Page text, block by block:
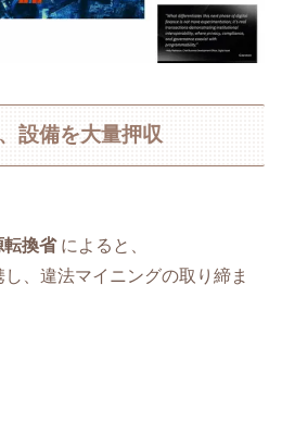
設備を大量押収
転換省によると、
、違法マイニングの取り締ま